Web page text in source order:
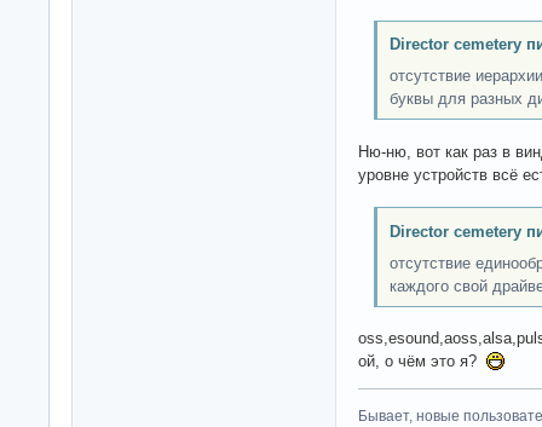
Director cemetery
отсутствие
буквы для разных
Ню-ню, вот как раз в
уровне устройств всё
Director cemetery
отсутствие
каждого свой
ой, о чём это я?
Бывает, новые